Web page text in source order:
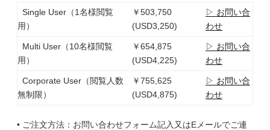
Single User（1名様閲覧
用）
￥503,750
(USD3,250)
▷ お問い合
わせ
Multi User（10名様閲覧
用）
￥654,875
(USD4,225)
▷ お問い合
わせ
Corporate User（閲覧人数
無制限）
￥755,625
(USD4,875)
▷ お問い合
わせ
• ご注文方法：お問い合わせフォーム記入又はEメールでご連